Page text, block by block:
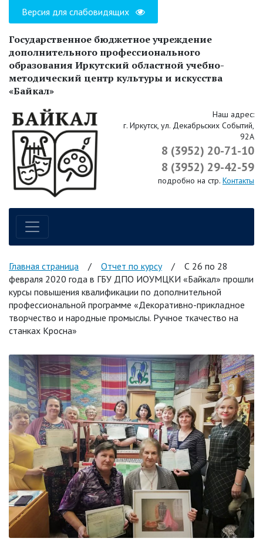
Версия для слабовидящих
Государственное бюджетное учреждение
дополнительного профессионального
образования Иркутский областной учебно-
методический центр культуры и искусства
«Байкал»
Наш адрес:
г. Иркутск, ул. Декабрьских Событий,
92А
8 (3952) 20-71-10
8 (3952) 29-42-59
подробно на стр. Контакты
Навигация по сайту
Главная страница / Отчет по курсу /
С 26 по 28
февраля 2020 года в ГБУ ДПО ИОУМЦКИ «Байкал» прошли
курсы повышения квалификации по дополнительной
профессиональной программе «Декоративно-прикладное
творчество и народные промыслы. Ручное ткачество на
станках Кросна»